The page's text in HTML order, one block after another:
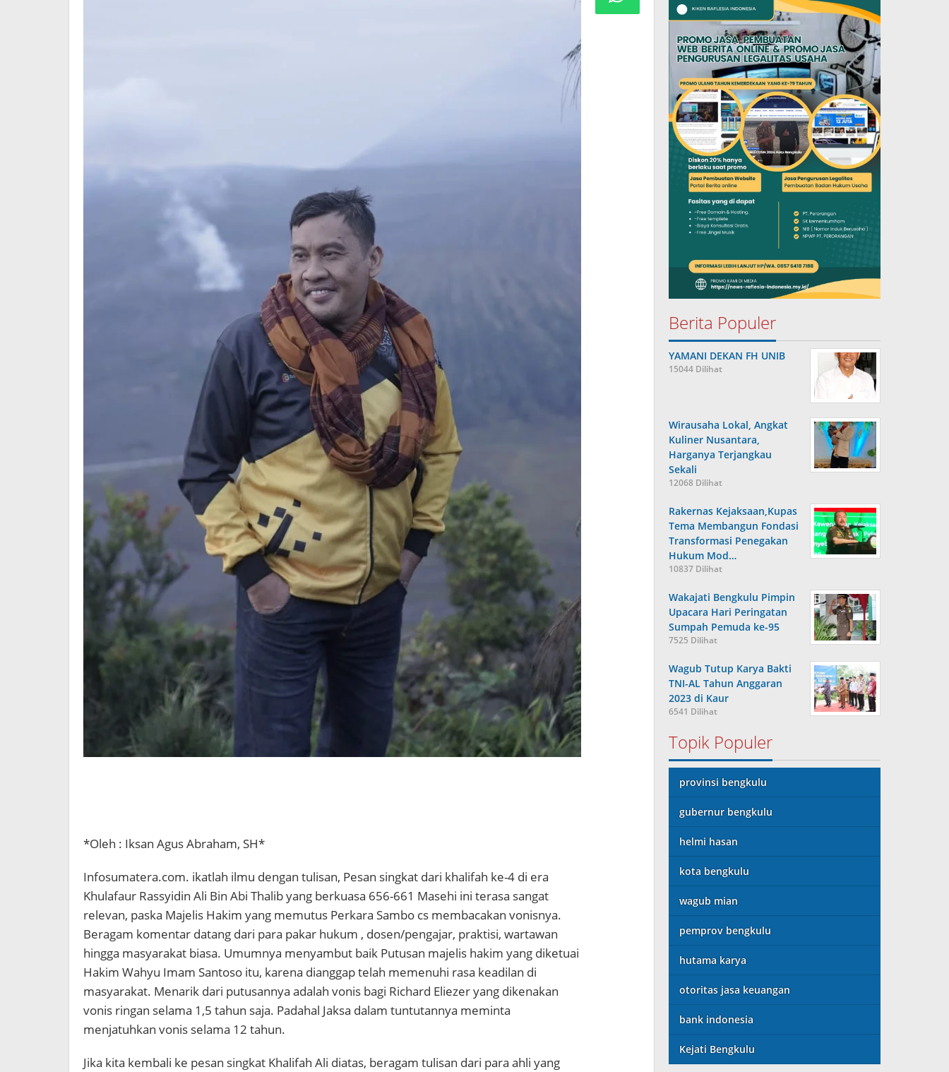
*Oleh : Iksan Agus Abraham, SH*
Infosumatera.com. ikatlah ilmu dengan tulisan, Pesan singkat dari khalifah ke-4 di era
Khulafaur Rassyidin Ali Bin Abi Thalib yang berkuasa 656-661 Masehi ini terasa sangat
relevan, paska Majelis Hakim yang memutus Perkara Sambo cs membacakan vonisnya.
Beragam komentar datang dari para pakar hukum , dosen/pengajar, praktisi, wartawan
hingga masyarakat biasa. Umumnya menyambut baik Putusan majelis hakim yang diketuai
Hakim Wahyu Imam Santoso itu, karena dianggap telah memenuhi rasa keadilan di
masyarakat. Menarik dari putusannya adalah vonis bagi Richard Eliezer yang dikenakan
vonis ringan selama 1,5 tahun saja. Padahal Jaksa dalam tuntutannya meminta
menjatuhkan vonis selama 12 tahun.
Jika kita kembali ke pesan singkat Khalifah Ali diatas, beragam tulisan dari para ahli yang
Berita Populer
YAMANI DEKAN FH UNIB
15044 Dilihat
Wirausaha Lokal, Angkat
Kuliner Nusantara,
Harganya Terjangkau
Sekali
12068 Dilihat
Rakernas Kejaksaan,Kupas
Tema Membangun Fondasi
Transformasi Penegakan
Hukum Mod…
10837 Dilihat
Wakajati Bengkulu Pimpin
Upacara Hari Peringatan
Sumpah Pemuda ke-95
7525 Dilihat
Wagub Tutup Karya Bakti
TNI-AL Tahun Anggaran
2023 di Kaur
6541 Dilihat
Topik Populer
provinsi bengkulu
gubernur bengkulu
helmi hasan
kota bengkulu
wagub mian
pemprov bengkulu
hutama karya
otoritas jasa keuangan
bank indonesia
Kejati Bengkulu